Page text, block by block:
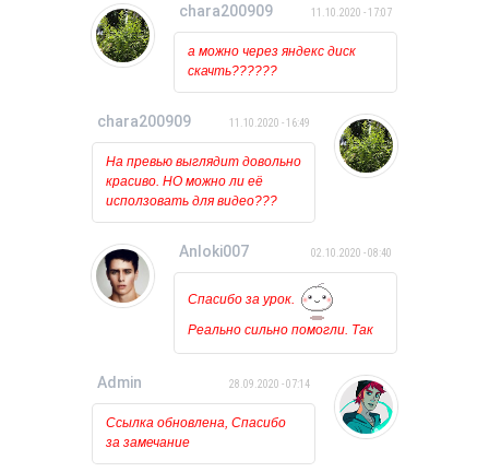
то ничего вообще не
происходит, лишь на курсоре
какое то время мигает
загрузка. Может у кого
нибудь была такая проблема?
chara200909 11.10.2020 - 17:07
а можно через яндекс диск
скачть??????
chara200909 11.10.2020 - 16:49
На превью выглядит довольно
красиво. НО можно ли её
исползовать для видео???
Anloki007 02.10.2020 - 08:40
Спасибо за урок.
Реально сильно помогли. Так
Admin 28.09.2020 - 07:14
Ссылка обновлена, Спасибо
за замечание